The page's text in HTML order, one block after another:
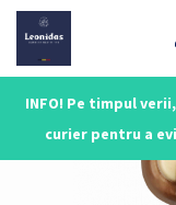
INFO! Pe timpul
curier pentru a
Main Navigation
NOU